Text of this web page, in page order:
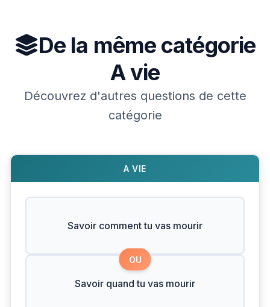
De la même catégorie
A vie
Découvrez d'autres questions de cette
catégorie
A VIE
Savoir comment tu vas mourir
OU
Savoir quand tu vas mourir